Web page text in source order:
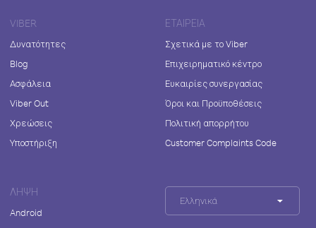
VIBER
Δυνατότητες
Blog
Ασφάλεια
Viber Out
Χρεώσεις
Υποστήριξη
ΕΤΑΙΡΕΊΑ
Σχετικά με το Viber
Επιχειρηματικό κέντρο
Ευκαιρίες συνεργασίας
Όροι και Προϋποθέσεις
Πολιτική απορρήτου
Customer Complaints Code
ΛΉΨΗ
Android
Ελληνικά